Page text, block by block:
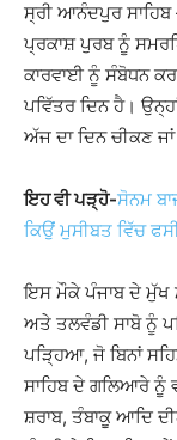
ਸ੍ਰੀ ਆਨੰਦਪੁਰ ਸਾਹਿਬ
ਪ੍ਰਕਾਸ਼ ਪੁਰਬ ਨੂੰ
ਕਾਰਵਾਈ ਨੂੰ ਸੰਬੋਧਨ
ਪਵਿੱਤਰ ਦਿਨ ਹੈ।
ਅੱਜ ਦਾ ਦਿਨ ਚੀਕਣ
ਇਹ ਵੀ ਪੜ੍ਹੋ-ਸੋਨਮ
ਕਿਉਂ ਮੁਸੀਬਤ ਵਿੱਚ
ਇਸ ਮੌਕੇ ਪੰਜਾਬ ਦੇ ਮੁੱਖ
ਅਤੇ ਤਲਵੰਡੀ ਸਾਬੋ ਨੂੰ
ਪੜ੍ਹਿਆ, ਜੋ ਬਿਨਾਂ
ਸਾਹਿਬ ਦੇ ਗਲਿਆਰੇ ਨੂੰ
ਸ਼ਰਾਬ, ਤੰਬਾਕੂ ਆਦਿ